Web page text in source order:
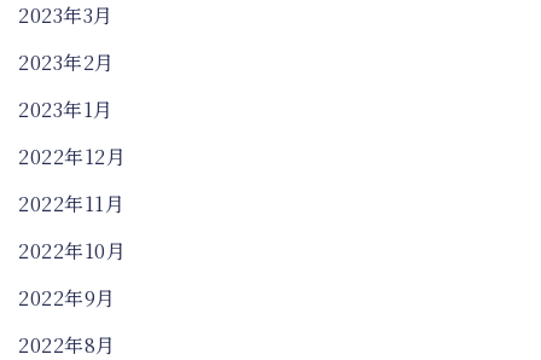
2023年3月
2023年2月
2023年1月
2022年12月
2022年11月
2022年10月
2022年9月
2022年8月